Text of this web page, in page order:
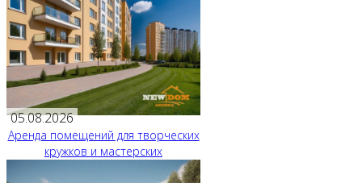
05.08.2026
Аренда помещений для творческих
кружков и мастерских